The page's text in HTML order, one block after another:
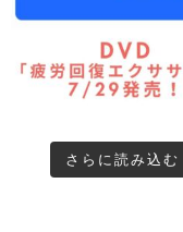
さらに読み込む